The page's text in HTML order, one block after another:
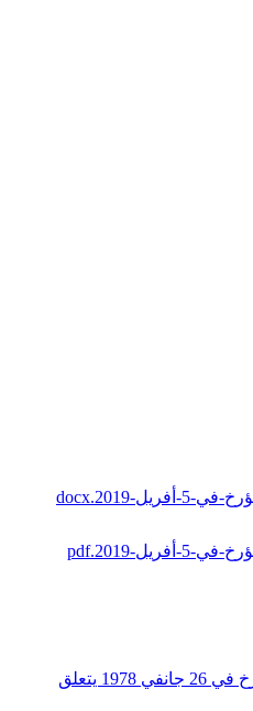
أمر عدد 50 لسنة 1978 مؤرخ في 26 جانفي 1978 يتعلق